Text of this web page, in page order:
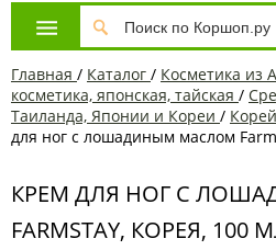
Главная / Каталог / Косметика из
косметика, японская, тайская /
Таиланда, Японии и Кореи /
для ног с лошадиным маслом
КРЕМ ДЛЯ НОГ С
FARMSTAY, КОРЕЯ, 100